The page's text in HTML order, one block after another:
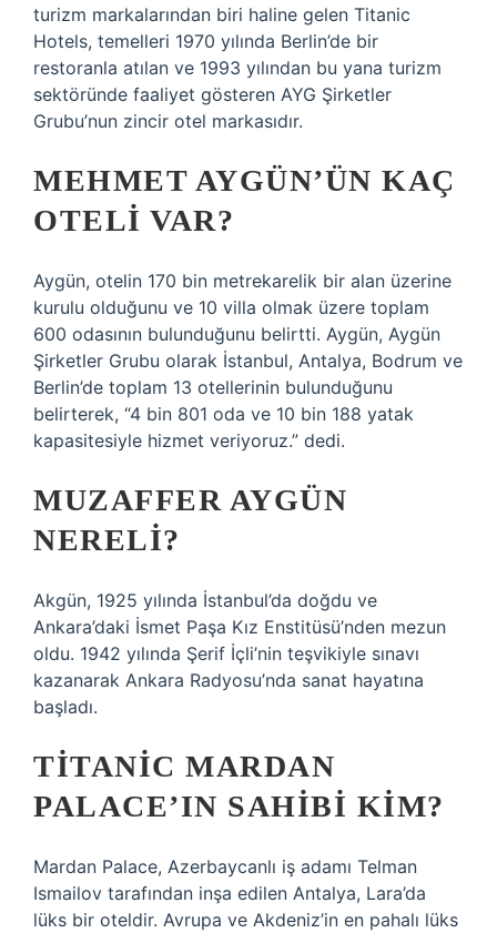
turizm markalarından biri haline gelen Titanic
Hotels, temelleri 1970 yılında Berlin’de bir
restoranla atılan ve 1993 yılından bu yana turizm
sektöründe faaliyet gösteren AYG Şirketler
Grubu’nun zincir otel markasıdır.
MEHMET AYGÜN’ÜN KAÇ
OTELI VAR?
Aygün, otelin 170 bin metrekarelik bir alan üzerine
kurulu olduğunu ve 10 villa olmak üzere toplam
600 odasının bulunduğunu belirtti. Aygün, Aygün
Şirketler Grubu olarak İstanbul, Antalya, Bodrum ve
Berlin’de toplam 13 otellerinin bulunduğunu
belirterek, “4 bin 801 oda ve 10 bin 188 yatak
kapasitesiyle hizmet veriyoruz.” dedi.
MUZAFFER AYGÜN
NERELI?
Akgün, 1925 yılında İstanbul’da doğdu ve
Ankara’daki İsmet Paşa Kız Enstitüsü’nden mezun
oldu. 1942 yılında Şerif İçli’nin teşvikiyle sınavı
kazanarak Ankara Radyosu’nda sanat hayatına
başladı.
TITANIC MARDAN
PALACE’IN SAHIBI KIM?
Mardan Palace, Azerbaycanlı iş adamı Telman
Ismailov tarafından inşa edilen Antalya, Lara’da
lüks bir oteldir. Avrupa ve Akdeniz’in en pahalı lüks